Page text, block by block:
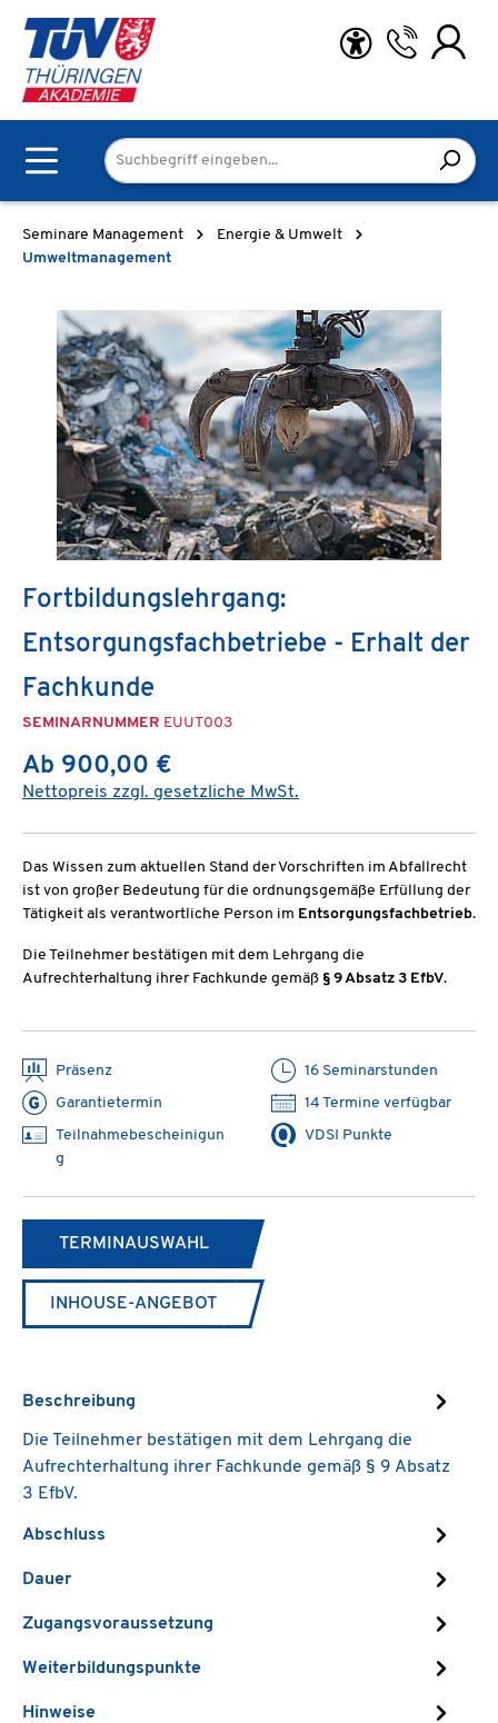
Zum Hauptinhalt springen
Seminare Management
Energie & Umwelt
Umweltmanagement
Bildergalerie überspringen
Fortbildungslehrgang:
Entsorgungsfachbetriebe - Erhalt der
Fachkunde
SEMINARNUMMER EUUT003
Ab 900,00 €
Nettopreis zzgl. gesetzliche MwSt.
Das Wissen zum aktuellen Stand der Vorschriften im Abfallrecht
ist von großer Bedeutung für die ordnungsgemäße Erfüllung der
Tätigkeit als verantwortliche Person im Entsorgungsfachbetrieb.
Die Teilnehmer bestätigen mit dem Lehrgang die
Aufrechterhaltung ihrer Fachkunde gemäß § 9 Absatz 3 EfbV.
Präsenz
16 Seminarstunden
Garantietermin
14 Termine verfügbar
Teilnahmebescheinigun
g
VDSI Punkte
TERMINAUSWAHL
INHOUSE-ANGEBOT
Beschreibung
Die Teilnehmer bestätigen mit dem Lehrgang die
Aufrechterhaltung ihrer Fachkunde gemäß § 9 Absatz
3 EfbV.
Abschluss
Dauer
Zugangsvoraussetzung
Weiterbildungspunkte
Hinweise